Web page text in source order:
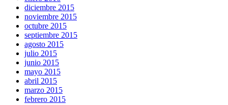
diciembre 2015
noviembre 2015
octubre 2015
septiembre 2015
agosto 2015
julio 2015
junio 2015
mayo 2015
abril 2015
marzo 2015
febrero 2015